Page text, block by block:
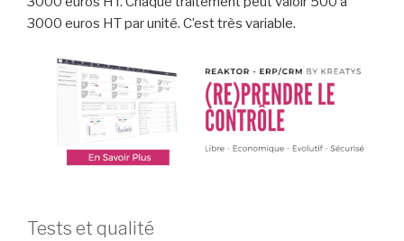
3000 euros HT par unité. C’est très variable.
Tests et qualité